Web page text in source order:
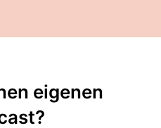
eigenen